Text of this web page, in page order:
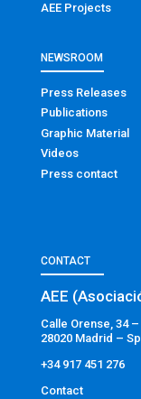
AEE Projects
NEWSROOM
Press Releases
Publications
Graphic Material
Videos
Press contact
CONTACT
AEE
Calle Orense, 34
28020 Madrid –
+34 917 451 276
Contact